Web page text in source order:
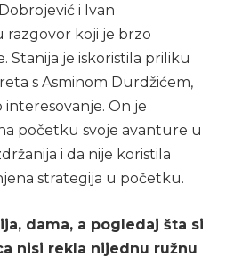
i Ivan
razgovor koji je brzo
Stanija je iskoristila priliku
s Asminom Durdžićem,
interesovanje. On je
početku svoje avanture u
i da nije koristila
strategija u početku.
dama, a pogledaj šta si
nisi rekla nijednu ružnu